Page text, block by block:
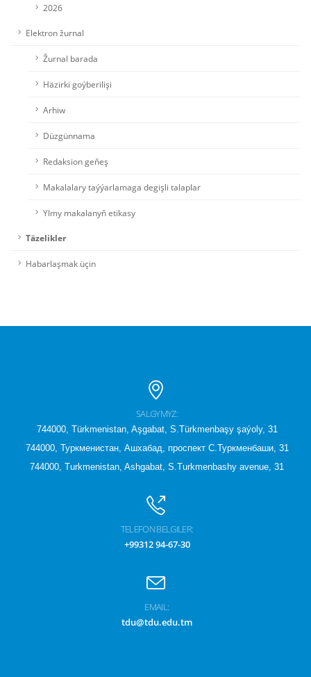
2026
Elektron žurnal
Žurnal barada
Häzirki goýberilişi
Arhiw
Düzgünnama
Redaksion geňeş
Makalalary taýýarlamaga degişli talaplar
Ylmy makalanyň etikasy
Täzelikler
Habarlaşmak üçin
SALGYMYZ:
744000, Türkmenistan, Aşgabat, S.Türkmenbaşy şaýoly, 31
744000, Туркменистан, Ашхабад, проспект С.Туркменбаши, 31
744000, Turkmenistan, Ashgabat, S.Turkmenbashy avenue, 31
TELEFON BELGILER:
+99312 94-67-30
EMAIL:
tdu@tdu.edu.tm